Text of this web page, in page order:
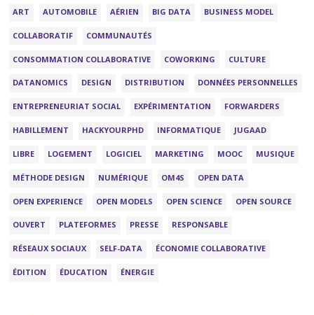
ART AUTOMOBILE AÉRIEN BIG DATA BUSINESS MODEL
COLLABORATIF COMMUNAUTÉS
CONSOMMATION COLLABORATIVE COWORKING CULTURE
DATANOMICS DESIGN DISTRIBUTION DONNÉES PERSONNELLES
ENTREPRENEURIAT SOCIAL EXPÉRIMENTATION FORWARDERS
HABILLEMENT HACKYOURPHD INFORMATIQUE JUGAAD
LIBRE LOGEMENT LOGICIEL MARKETING MOOC MUSIQUE
MÉTHODE DESIGN NUMÉRIQUE OM4S OPEN DATA
OPEN EXPERIENCE OPEN MODELS OPEN SCIENCE OPEN SOURCE
OUVERT PLATEFORMES PRESSE RESPONSABLE
RÉSEAUX SOCIAUX SELF-DATA ÉCONOMIE COLLABORATIVE
ÉDITION ÉDUCATION ÉNERGIE